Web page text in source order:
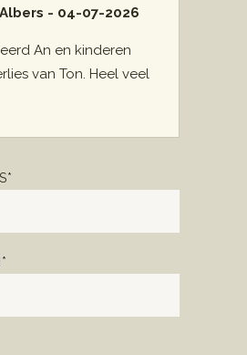
- 04-07-2026
An en kinderen
van Ton. Heel veel